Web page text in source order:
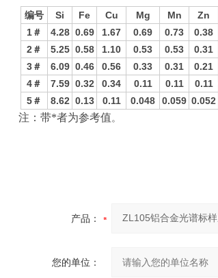
编号 Si Fe Cu Mg Mn Zn
1＃ 4.28 0.69 1.67 0.69 0.73 0.38
2 ＃ 5.25 0.58 1.10 0.53 0.53 0.31
3＃ 6.09 0.46 0.56 0.33 0.31 0.21
4＃ 7.59 0.32 0.34 0.11 0.11 0.11
5＃ 8.62 0.13 0.11 0.048 0.059 0.052
注：带*者为参考值。
产品：
您的单位：